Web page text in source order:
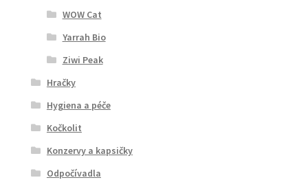
WOW Cat
Yarrah Bio
Ziwi Peak
Hračky
Hygiena a péče
Kočkolit
Konzervy a kapsičky
Odpočívadla